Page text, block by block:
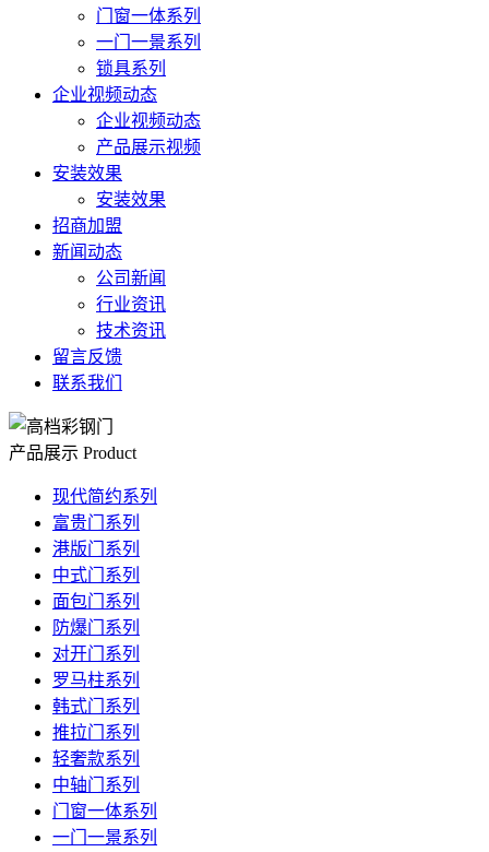
门窗一体系列
一门一景系列
锁具系列
企业视频动态
企业视频动态
产品展示视频
安装效果
安装效果
招商加盟
新闻动态
公司新闻
行业资讯
技术资讯
留言反馈
联系我们
产品展示 Product
现代简约系列
富贵门系列
港版门系列
中式门系列
面包门系列
防爆门系列
对开门系列
罗马柱系列
韩式门系列
推拉门系列
轻奢款系列
中轴门系列
门窗一体系列
一门一景系列